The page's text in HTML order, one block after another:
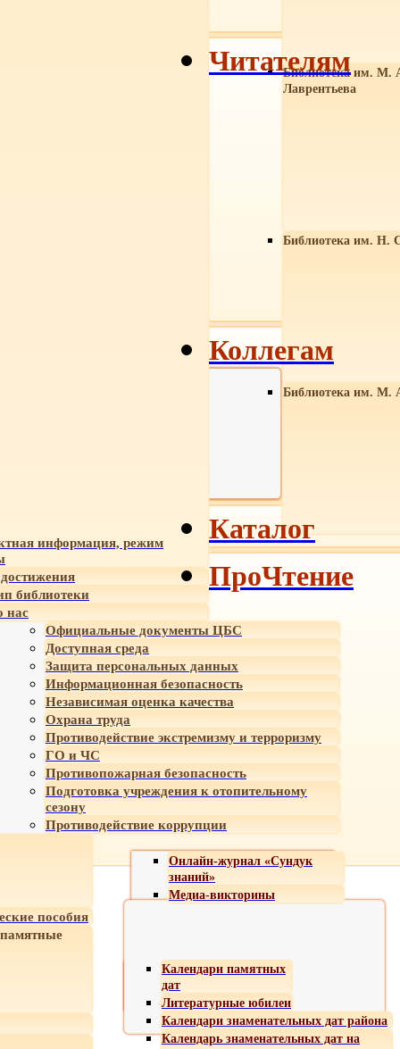
Библиотека им. М.
Лаврентьева
Библиотека им. Н.
Библиотека им. М.
информация, режим
библиотеки
нас
Официальные документы ЦБС
Доступная среда
Защита персональных данных
Информационная безопасность
Независимая оценка качества
Охрана труда
Противодействие экстремизму и терроризму
ГО и ЧС
Противопожарная безопасность
Подготовка учреждения к отопительному
сезону
Противодействие коррупции
Онлайн-журнал «Сундук
знаний»
Медиа-викторины
пособия
Календари памятных
дат
Литературные юбилеи
Календари знаменательных дат района
Календарь знаменательных дат на
Читателям
Коллегам
Каталог
ПроЧтение